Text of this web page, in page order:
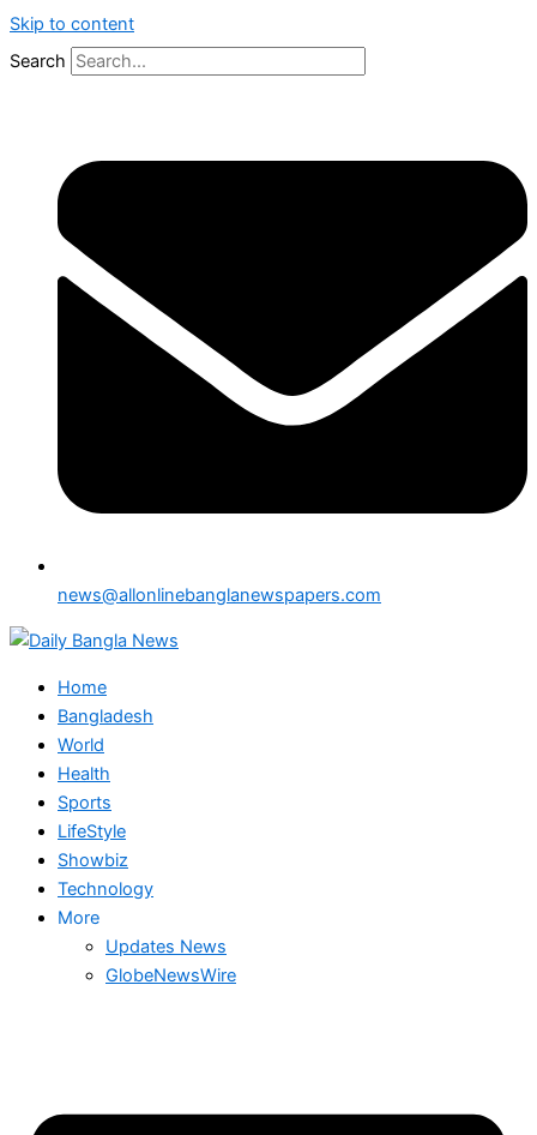
Skip to content
Search
news@allonlinebanglanewspapers.com
Home
Bangladesh
World
Health
Sports
LifeStyle
Showbiz
Technology
More
Updates News
GlobeNewsWire